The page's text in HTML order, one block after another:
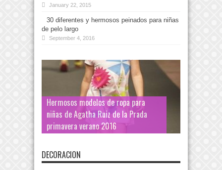
January 22, 2015
30 diferentes y hermosos peinados para niñas
de pelo largo
September 4, 2016
Hermosos modelos de ropa para
niñas de Agatha Ruiz de la Prada
primavera verano 2016
DECORACION